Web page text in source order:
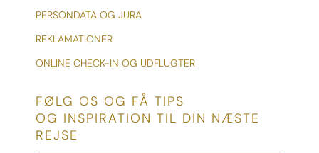
PERSONDATA OG JURA
REKLAMATIONER
ONLINE CHECK-IN OG UDFLUGTER
FØLG OS OG FÅ TIPS
OG INSPIRATION TIL DIN NÆSTE
REJSE